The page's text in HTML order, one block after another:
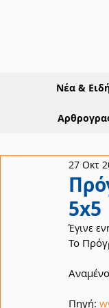
Νέα &
5x5
27 Οκτ
Έγινε
Το
Πηγή: